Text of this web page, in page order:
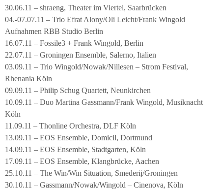
30.06.11 – shraeng, Theater im Viertel, Saarbrücken
04.-07.07.11 – Trio Efrat Alony/Oli Leicht/Frank Wingold
Aufnahmen RBB Studio Berlin
16.07.11 – Fossile3 + Frank Wingold, Berlin
22.07.11 – Groningen Ensemble, Salerno, Italien
03.09.11 – Trio Wingold/Nowak/Nillesen – Strom Festival,
Rhenania Köln
09.09.11 – Philip Schug Quartett, Neunkirchen
10.09.11 – Duo Martina Gassmann/Frank Wingold, Musiknacht
Köln
11.09.11 – Thonline Orchestra, DLF Köln
13.09.11 – EOS Ensemble, Domicil, Dortmund
14.09.11 – EOS Ensemble, Stadtgarten, Köln
17.09.11 – EOS Ensemble, Klangbrücke, Aachen
25.10.11 – The Win/Win Situation, Smederij/Groningen
30.10.11 – Gassmann/Nowak/Wingold – Cinenova, Köln